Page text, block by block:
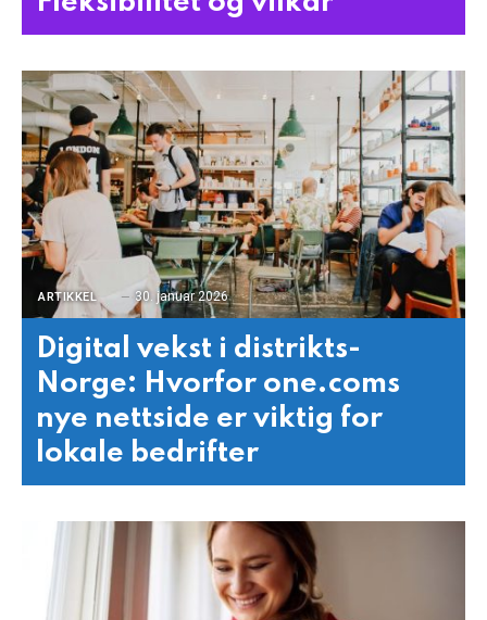
ARTIKKEL 30. januar 2026
Digital vekst i distrikts-
Norge: Hvorfor one.coms
nye nettside er viktig for
lokale bedrifter